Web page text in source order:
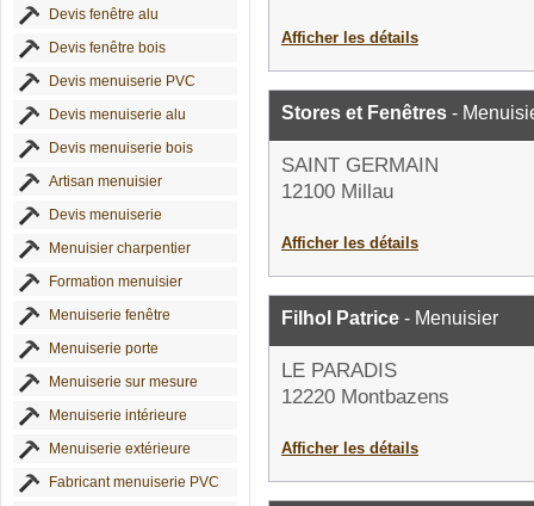
Devis fenêtre alu
Devis fenêtre bois
Devis menuiserie PVC
Devis menuiserie alu
Devis menuiserie bois
Artisan menuisier
Devis menuiserie
Menuisier charpentier
Formation menuisier
Menuiserie fenêtre
Menuiserie porte
Menuiserie sur mesure
Menuiserie intérieure
Menuiserie extérieure
Fabricant menuiserie PVC
Afficher les détails
Stores et Fenêtres -
SAINT GERMAIN
12100 Millau
Afficher les détails
Filhol Patrice - Menuisier
LE PARADIS
12220 Montbazens
Afficher les détails